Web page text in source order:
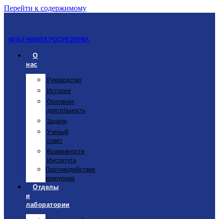
Перейти к содержимому
ФГБУ НИИПХ РОСРЕЗЕРВА
О
нас
Руководство
История
Основная
деятельность
Задачи
Ученый
совет
Возможности
Института
Противодействие
коррупции
Отделы
и
лаборатории